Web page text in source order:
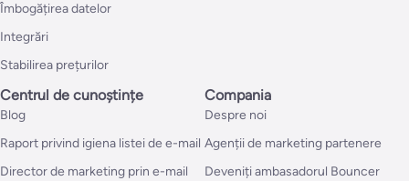
Îmbogățirea datelor
Integrări
Stabilirea prețurilor
Centrul de cunoștințe
Blog
Raport privind igiena listei de e-mail
Director de marketing prin e-mail
Compania
Despre noi
Agenții de marketing partenere
Deveniți ambasadorul Bouncer